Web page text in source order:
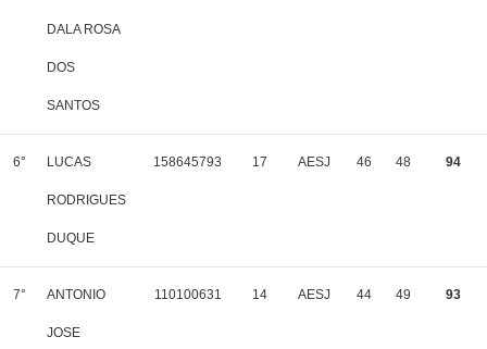
DALA ROSA
DOS
SANTOS
6° LUCAS
RODRIGUES
DUQUE
158645793 17 AESJ 46 48 94
7° ANTONIO
JOSE
110100631 14 AESJ 44 49 93